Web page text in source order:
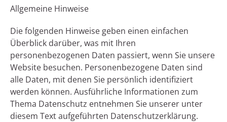
Allgemeine Hinweise
Die folgenden Hinweise geben einen einfachen
Überblick darüber, was mit Ihren
personenbezogenen Daten passiert, wenn Sie unsere
Website besuchen. Personenbezogene Daten sind
alle Daten, mit denen Sie persönlich identifiziert
werden können. Ausführliche Informationen zum
Thema Datenschutz entnehmen Sie unserer unter
diesem Text aufgeführten Datenschutzerklärung.